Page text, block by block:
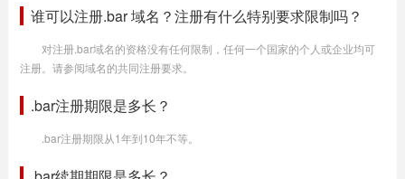
谁可以注册.bar 域名？注册有什么特别要求限制吗？
对注册.bar域名的资格没有任何限制，任何一个国家的个人或企业均可
注册。请参阅域名的共同注册要求。
.bar注册期限是多长？
.bar注册期限从1年到10年不等。